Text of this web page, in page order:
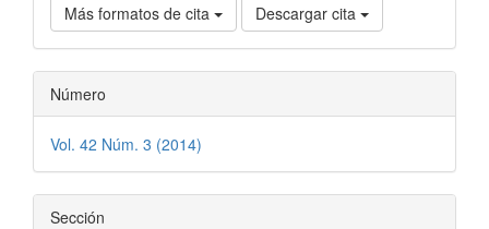
Más formatos de cita Descargar cita
Número
Vol. 42 Núm. 3 (2014)
Sección